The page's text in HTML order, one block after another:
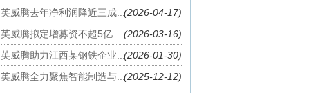
英威腾去年净利润降近三成...(2026-04-17)
英威腾拟定增募资不超5亿...
(2026-03-16)
英威腾助力江西某钢铁企业...(2026-01-30)
英威腾全力聚焦智能制造与...(2025-12-12)